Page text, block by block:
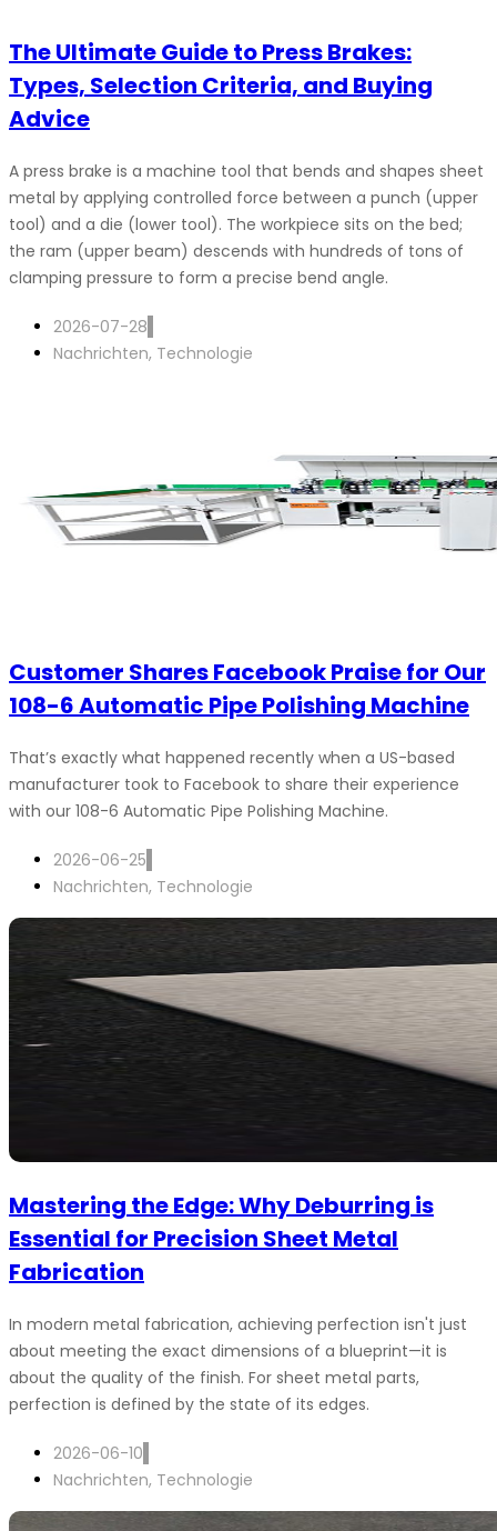
The Ultimate Guide to Press Brakes:
Types, Selection Criteria, and Buying
Advice
A press brake is a machine tool that bends and shapes sheet
metal by applying controlled force between a punch (upper
tool) and a die (lower tool). The workpiece sits on the bed;
the ram (upper beam) descends with hundreds of tons of
clamping pressure to form a precise bend angle.
2026-07-28
Nachrichten, Technologie
Customer Shares Facebook Praise for Our
108-6 Automatic Pipe Polishing Machine
That’s exactly what happened recently when a US-based
manufacturer took to Facebook to share their experience
with our 108-6 Automatic Pipe Polishing Machine.
2026-06-25
Nachrichten, Technologie
Mastering the Edge: Why Deburring is
Essential for Precision Sheet Metal
Fabrication
In modern metal fabrication, achieving perfection isn't just
about meeting the exact dimensions of a blueprint—it is
about the quality of the finish. For sheet metal parts,
perfection is defined by the state of its edges.
2026-06-10
Nachrichten, Technologie